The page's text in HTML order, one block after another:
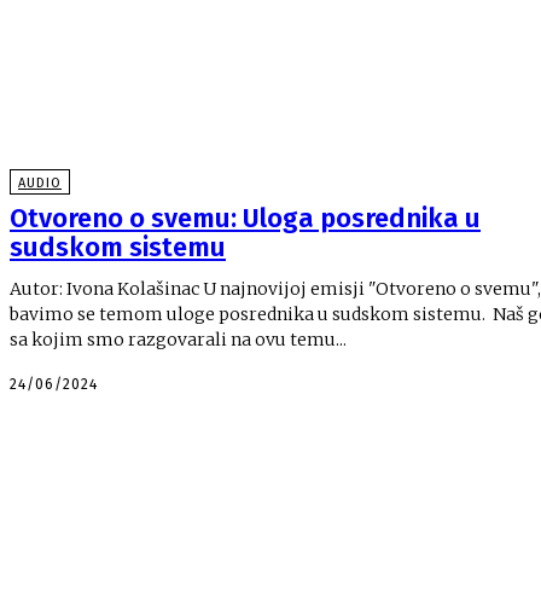
AUDIO
Otvoreno o svemu: Uloga posrednika u
sudskom sistemu
Autor: Ivona Kolašinac U najnovijoj emisji "Otvoreno o svemu",
bavimo se temom uloge posrednika u sudskom sistemu. Naš gost
sa kojim smo razgovarali na ovu temu...
24/06/2024